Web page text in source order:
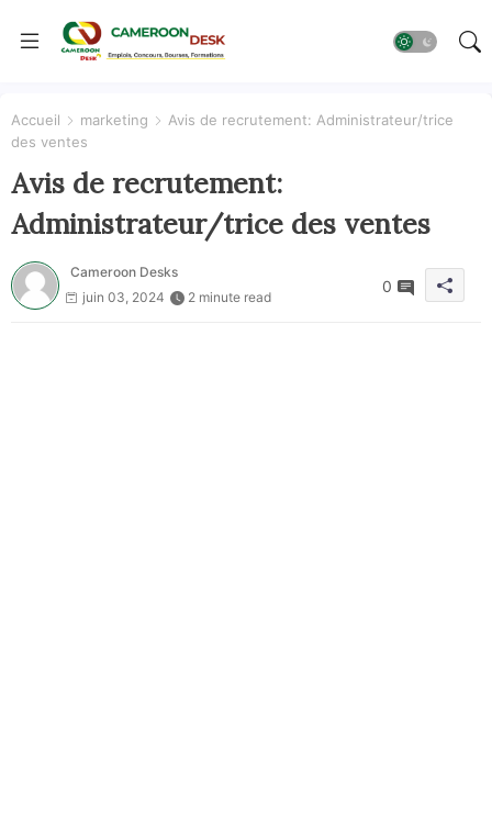
Accueil marketing
Avis de recrutement: Administrateur/trice
des ventes
Avis de recrutement:
Administrateur/trice des ventes
Cameroon Desks
juin 03, 2024
2 minute read
0